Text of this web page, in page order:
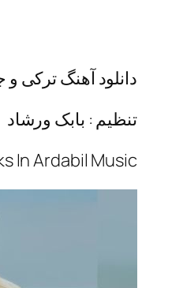
دانلود آهنگ ترکی و
تنظیم : بابک ورشاد
In Ardabil Music